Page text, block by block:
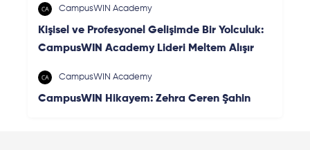
CampusWIN Academy
Kişisel ve Profesyonel Gelişimde Bir Yolculuk:
CampusWIN Academy Lideri Meltem Alışır
CampusWIN Academy
CampusWIN Hikayem: Zehra Ceren Şahin